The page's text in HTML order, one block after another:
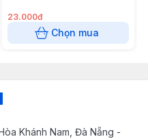
23.000đ
Chọn mua
Khánh Nam, Đà Nẵng -